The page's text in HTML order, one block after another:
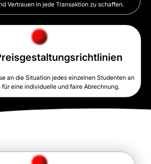
Vertrauen in jede Transaktion zu schaffen.
an die Situation jedes einzelnen Studenten an
für eine individuelle und faire Abrechnung.